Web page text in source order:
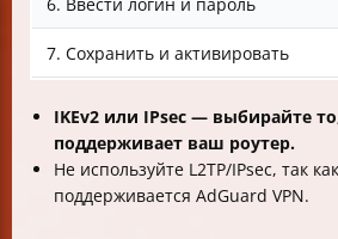
7. Сохранить и активировать
IKEv2 или IPsec — выбирайте
поддерживает ваш роутер.
Не используйте L2TP/IPsec, так
поддерживается AdGuard VPN.